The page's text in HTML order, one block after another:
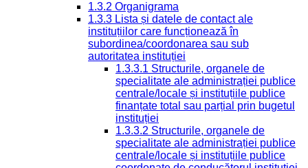
1.3.2 Organigrama
1.3.3 Lista și datele de contact ale
instituțiilor care funcționează în
subordinea/coordonarea sau sub
autoritatea instituției
1.3.3.1 Structurile, organele de
specialitate ale administrației publice
centrale/locale și instituțiile publice
finanțate total sau parțial prin bugetul
instituției
1.3.3.2 Structurile, organele de
specialitate ale administrației publice
centrale/locale și instituțiile publice